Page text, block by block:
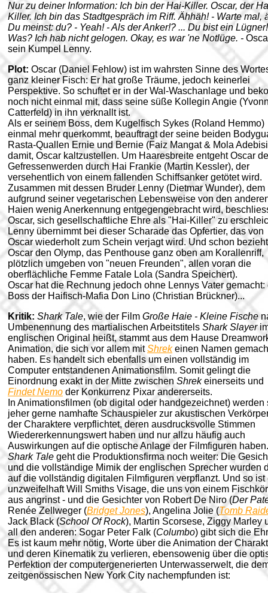
Nur zu deiner Information: Ich bin der Hai-Killer. Oscar, der
Killer. Ich bin das Stadtgespräch im Riff. Ähhäh! - Warte mal,
Du meinst: du? - Yeah! - Als der Anker!? ... Du bist ein
Was? Ich hab nicht gelogen. Okay, es war 'ne Notlüge. -
sein Kumpel Lenny.
Plot: Oscar (Daniel Fehlow) ist im wahrsten Sinne des
ganz kleiner Fisch: Er hat große Träume, jedoch keinerlei
Perspektive. So schuftet er in der Wal-Waschanlage und
noch nicht einmal mit, dass seine süße Kollegin Angie
Catterfeld) in ihn verknallt ist.
Als er seinem Boss, dem Kugelfisch Sykes (Roland Hemmo)
einmal mehr querkommt, beauftragt der seine beiden
Rasta-Quallen Ernie und Bernie (Faiz Mangat & Mola
damit, Oscar kaltzustellen. Um Haaresbreite entgeht Oscar
Gefressenwerden durch Hai Frankie (Martin Kessler), der
versehentlich von einem fallenden Schiffsanker getötet wird.
Zusammen mit dessen Bruder Lenny (Dietmar Wunder), dem
aufgrund seiner vegetarischen Lebensweise von den
Haien wenig Anerkennung entgegengebracht wird,
Oscar, sich gesellschaftliche Ehre als "Hai-Killer" zu
Lenny übernimmt bei dieser Scharade das Opfertier, das von
Oscar wiederholt zum Schein verjagt wird. Und schon bezieht
Oscar den Olymp, das Penthouse ganz oben am Korallenriff,
plötzlich umgeben von "neuen Freunden", allen voran die
oberflächliche Femme Fatale Lola (Sandra Speichert).
Oscar hat die Rechnung jedoch ohne Lennys Vater gemacht:
Boss der Haifisch-Mafia Don Lino (Christian Brückner)...
Kritik: Shark Tale, wie der Film Große Haie - Kleine Fische
Umbenennung des martialischen Arbeitstitels Shark Slayer
englischen Original heißt, stammt aus dem Hause
Animation, die sich vor allem mitShrekeinen Namen
haben. Es handelt sich ebenfalls um einen vollständig im
Computer entstandenen Animationsfilm. Somit gelingt die
Einordnung exakt in der Mitte zwischen Shrekeinerseits und
Findet Nemo der Konkurrenz Pixar andererseits.
In Animationsfilmen (ob digital oder handgezeichnet) werden
jeher gerne namhafte Schauspieler zur akustischen
der Charaktere verpflichtet, deren ausdrucksvolle Stimmen
Wiedererkennungswert haben und nur allzu häufig auch
Auswirkungen auf die optische Anlage der Filmfiguren
Shark Tale geht die Produktionsfirma noch weiter: Die
und die vollständige Mimik der englischen Sprecher wurden
auf die vollständig digitalen Filmfiguren verpflanzt. Und so ist
unzweifelhaft Will Smiths Visage, die uns von einem
aus angrinst - und die Gesichter von Robert De Niro (Der
Renée Zellweger (Bridget Jones), Angelina Jolie (Tomb
Jack Black (School Of Rock), Martin Scorsese, Ziggy Marley
all den anderen: Sogar Peter Falk (Columbo) gibt sich die
Es ist kaum mehr nötig, Worte über die Animation der
und deren Kinematik zu verlieren, ebensowenig über die
Perfektion der computergenerierten Unterwasserwelt, die
zeitgenössischen New York City nachempfunden ist: